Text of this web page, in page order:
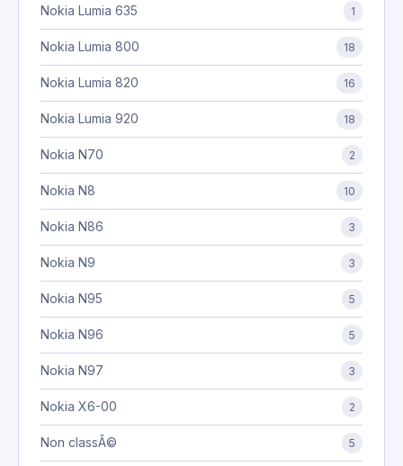
Nokia Lumia 635 1
Nokia Lumia 800 18
Nokia Lumia 820 16
Nokia Lumia 920 18
Nokia N70 2
Nokia N8 10
Nokia N86 3
Nokia N9 3
Nokia N95 5
Nokia N96 5
Nokia N97 3
Nokia X6-00 2
Non classÃ© 5